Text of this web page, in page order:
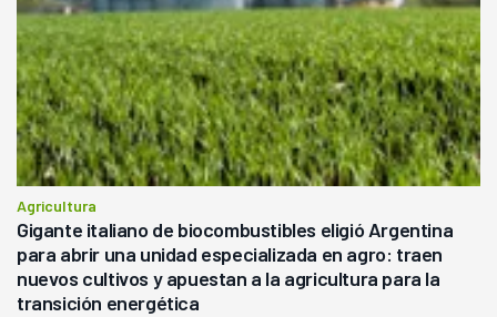
Agricultura
Gigante italiano de biocombustibles eligió Argentina
para abrir una unidad especializada en agro: traen
nuevos cultivos y apuestan a la agricultura para la
transición energética